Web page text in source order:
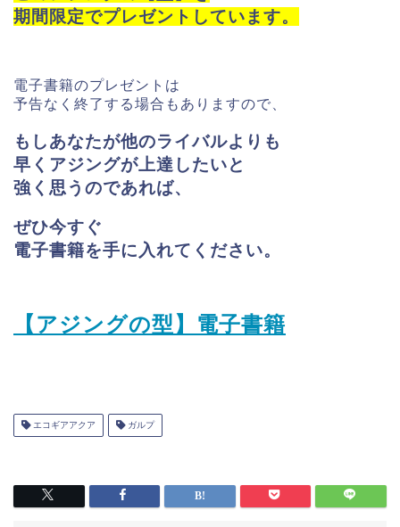
期間限定でプレゼントしています。
電子書籍のプレゼントは
予告なく終了する場合もありますので、
もしあなたが他のライバルよりも
早く アジングが上達したいと
強く思うのであれば、
ぜひ今すぐ
電子書籍を手に入れてください。
【アジングの型】電子書籍
エコギアアクア ガルプ